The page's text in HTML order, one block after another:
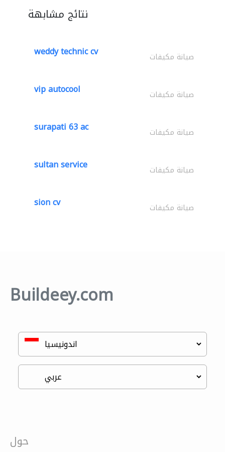
نتائج مشابهة
weddy technic cv صيانة مكيفات
vip autocool صيانة مكيفات
surapati 63 ac صيانة مكيفات
sultan service صيانة مكيفات
sion cv صيانة مكيفات
Buildeey.com
حول